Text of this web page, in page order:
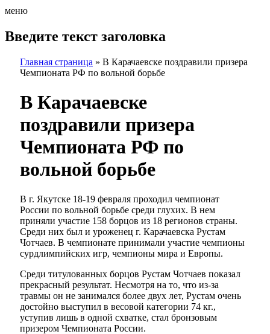
меню
Введите текст заголовка
Главная страница » В Карачаевске поздравили призера
Чемпионата РФ по вольной борьбе
В Карачаевске
поздравили призера
Чемпионата РФ по
вольной борьбе
В г. Якутске 18-19 февраля проходил чемпионат
России по вольной борьбе среди глухих. В нем
приняли участие 158 борцов из 18 регионов страны.
Среди них был и уроженец г. Карачаевска Рустам
Чотчаев. В чемпионате принимали участие чемпионы
сурдлимпийских игр, чемпионы мира и Европы.
Среди титулованных борцов Рустам Чотчаев показал
прекрасный результат. Несмотря на то, что из-за
травмы он не занимался более двух лет, Рустам очень
достойно выступил в весовой категории 74 кг.,
уступив лишь в одной схватке, стал бронзовым
призером Чемпионата России.